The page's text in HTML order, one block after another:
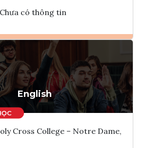
Chưa có thông tin
Ghi danh
Tham vấn Interlink
English
Cross College – Notre Dame,